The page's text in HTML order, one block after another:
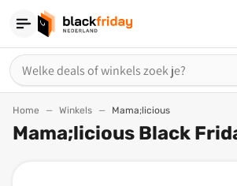
Home Winkels Mama;licious
Mama;licious Black